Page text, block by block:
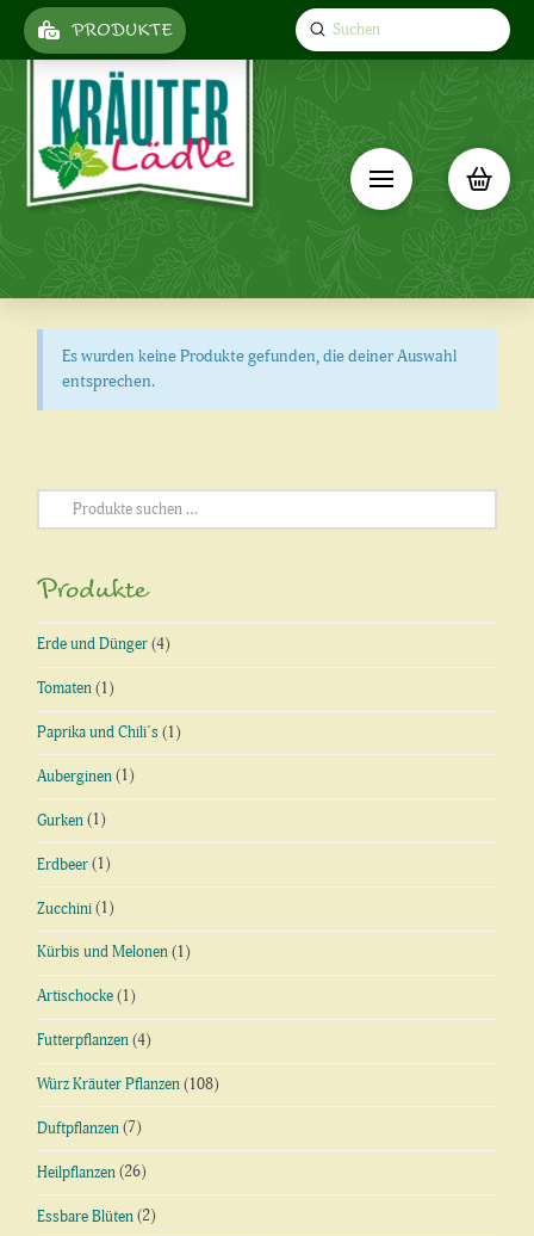
PRODUKTE Search
Submit
Es wurden keine Produkte gefunden, die deiner Auswahl
entsprechen.
Suchen
nach:
Produkte
Erde und Dünger (4)
Tomaten (1)
Paprika und Chili´s (1)
Auberginen (1)
Gurken (1)
Erdbeer (1)
Zucchini (1)
Kürbis und Melonen (1)
Artischocke (1)
Futterpflanzen (4)
Würz Kräuter Pflanzen (108)
Duftpflanzen (7)
Heilpflanzen (26)
Essbare Blüten (2)